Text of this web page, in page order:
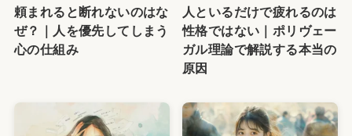
頼まれると断れないのはな
ぜ？｜人を優先してしまう
心の仕組み
人といるだけで疲れるのは
性格ではない｜ポリヴェー
ガル理論で解説する本当の
原因